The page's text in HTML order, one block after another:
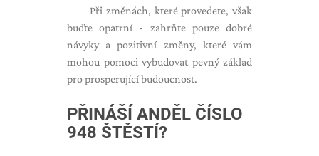
Při změnách, které provedete, však
buďte opatrní - zahrňte pouze dobré
návyky a pozitivní změny, které vám
mohou pomoci vybudovat pevný základ
pro prosperující budoucnost.
PŘINÁŠÍ ANDĚL ČÍSLO
948 ŠTĚSTÍ?